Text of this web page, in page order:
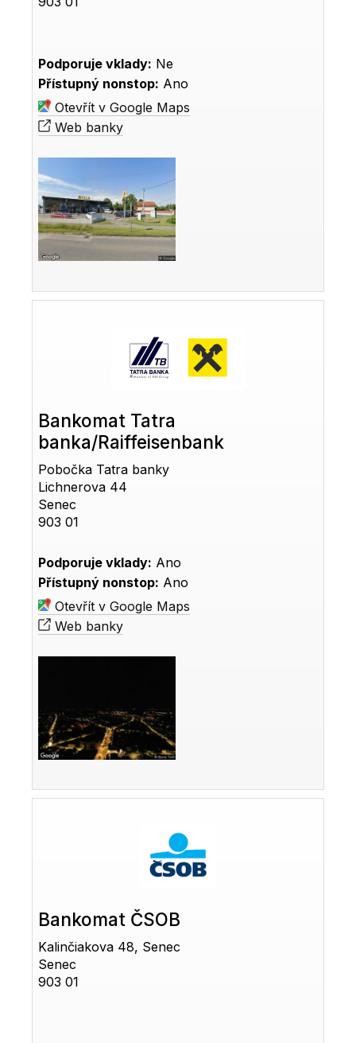
Podporuje vklady: Ne
Přístupný nonstop: Ano
Otevřít v Google Maps
Web banky
Bankomat Tatra
banka/Raiffeisenbank
Pobočka Tatra banky
Lichnerova 44
Senec
903 01
Podporuje vklady: Ano
Přístupný nonstop: Ano
Otevřít v Google Maps
Web banky
Bankomat ČSOB
Kalinčiakova 48, Senec
Senec
903 01